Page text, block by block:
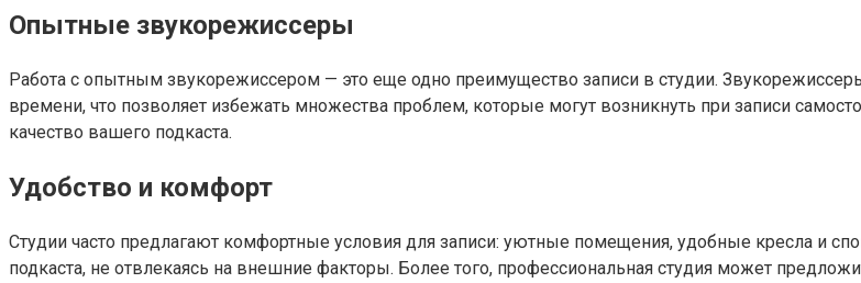
Опытные звукорежиссеры
Работа с опытным звукорежиссером — это еще одно преимущество записи в студии.
времени, что позволяет избежать множества проблем, которые могут возникнуть при записи
качество вашего подкаста.
Удобство и комфорт
Студии часто предлагают комфортные условия для записи: уютные помещения, удобные кресла и
подкаста, не отвлекаясь на внешние факторы. Более того, профессиональная студия может